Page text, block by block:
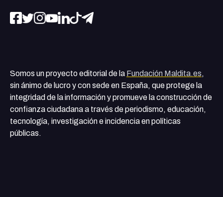
Somos un proyecto editorial de la Fundación Maldita.es,
sin ánimo de lucro y con sede en España, que protege la
integridad de la información y promueve la construcción de
confianza ciudadana a través de periodismo, educación,
tecnología, investigación e incidencia en políticas
públicas.